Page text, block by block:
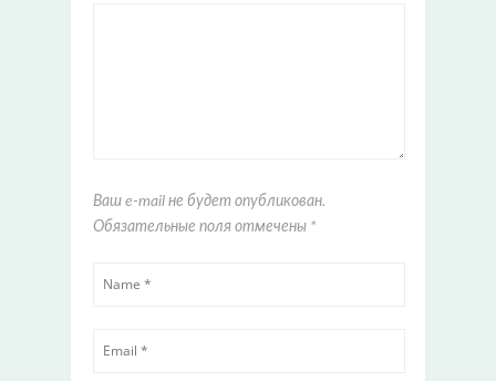
Ваш e-mail не будет опубликован.
Обязательные поля отмечены *